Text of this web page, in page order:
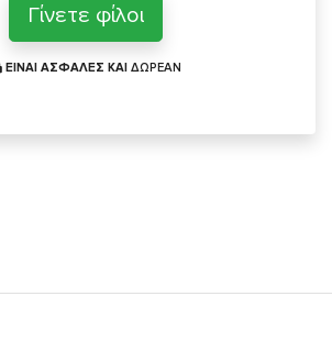
Γίνετε φίλοι
ΕΙΝΑΙ ΑΣΦΑΛΕΣ ΚΑΙ ΔΩΡΕΑΝ